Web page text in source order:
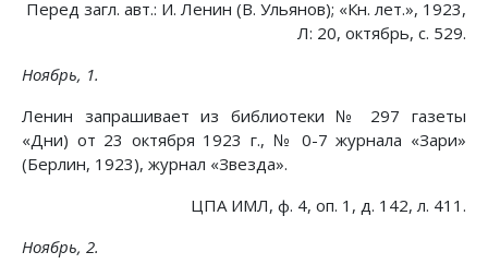
Перед загл. авт.: И. Ленин (В. Ульянов); «Кн. лет.», 1923,
Л: 20, октябрь, с. 529.
Ноябрь, 1.
Ленин запрашивает из библиотеки № 297 газеты
«Дни) от 23 октября 1923 г., № 0-7 журнала «Зари»
(Берлин, 1923), журнал «Звезда».
ЦПА ИМЛ, ф. 4, оп. 1, д. 142, л. 411.
Ноябрь, 2.